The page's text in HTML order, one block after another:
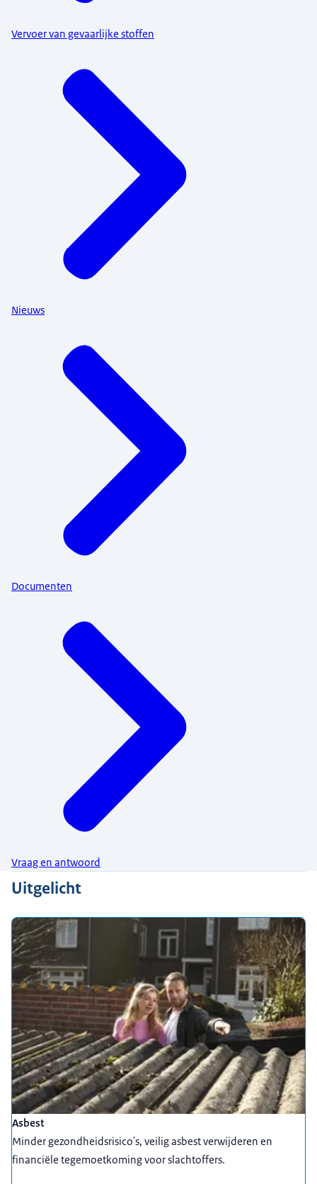
Vervoer van gevaarlijke stoffen
Nieuws
Documenten
Vraag en antwoord
Uitgelicht
Asbest
Minder gezondheidsrisico's, veilig asbest verwijderen en
financiële tegemoetkoming voor slachtoffers.